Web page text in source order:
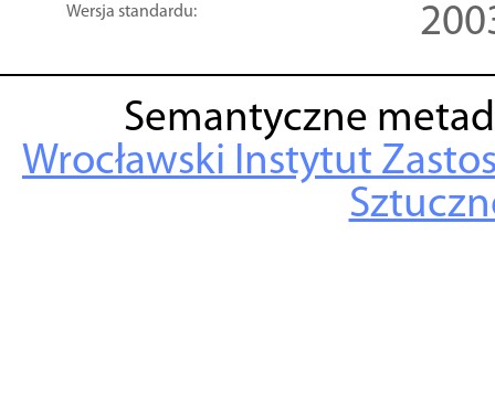
Wersja standardu:
Semantyczne
Wrocławski Instytut